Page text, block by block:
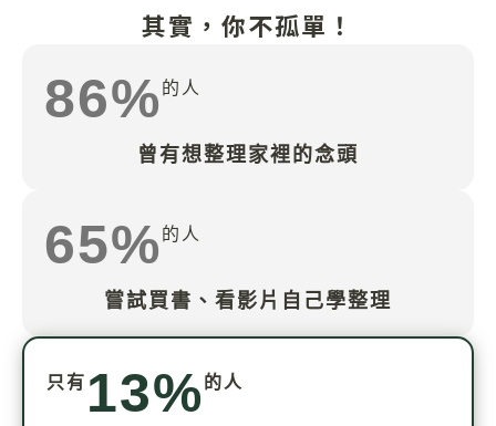
其實，你不孤單！
86% 的人
曾有想整理家裡的念頭
65% 的人
嘗試買書、看影片自己學整理
只有 13%的人